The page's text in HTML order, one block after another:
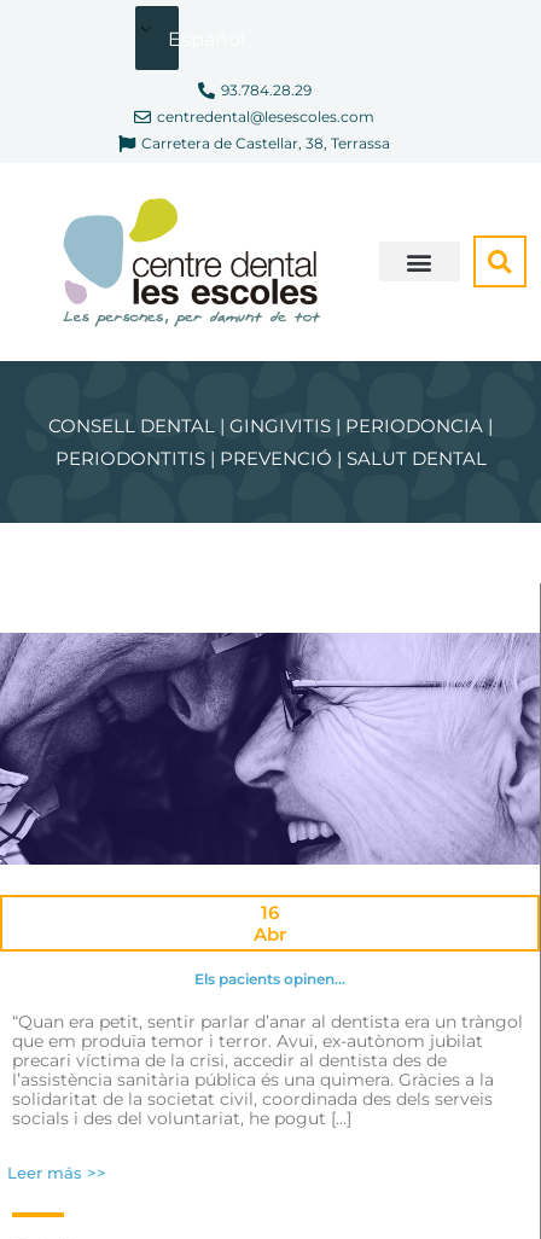
Español
93.784.28.29
centredental@lesescoles.com
Carretera de Castellar, 38, Terrassa
CONSELL DENTAL | GINGIVITIS | PERIODONCIA |
PERIODONTITIS | PREVENCIÓ | SALUT DENTAL
16
Abr
Els pacients opinen…
“Quan era petit, sentir parlar d’anar al dentista era un tràngol
que em produïa temor i terror. Avui, ex-autònom jubilat
precari víctima de la crisi, accedir al dentista des de
l’assistència sanitària pública és una quimera. Gràcies a la
solidaritat de la societat civil, coordinada des dels serveis
socials i des del voluntariat, he pogut […]
Leer más >>